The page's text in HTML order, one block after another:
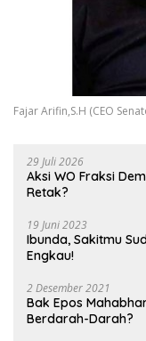
Fajar Arifin,S.H (CEO
29 Juli 2026
Aksi WO Fraksi
Retak?
19 Juni 2023
Ibunda, Sakitmu
Engkau!
2 Desember 2021
Bak Epos
Berdarah-Darah?